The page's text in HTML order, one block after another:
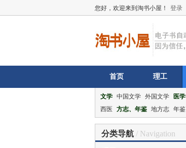
您好，欢迎来到淘书小屋！ 登录
首页 理工
文学 中国文学 外国文学 医学
西医
方志、年鉴 地方志 年鉴
分类导航 / Navigation